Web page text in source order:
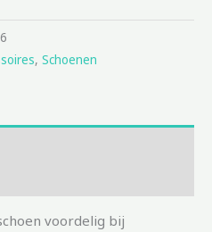
, Schoenen
voordelig bij